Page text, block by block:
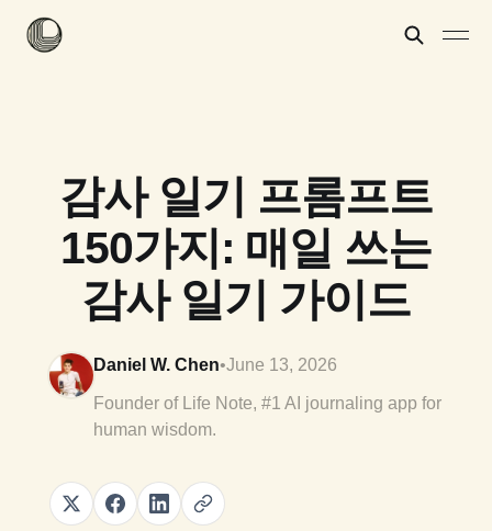
감사 일기 프롬프트
150가지: 매일 쓰는
감사 일기 가이드
Daniel W. Chen•June 13, 2026
Founder of Life Note, #1 AI journaling app for
human wisdom.